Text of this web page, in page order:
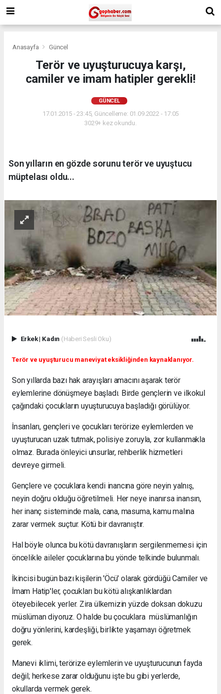
Anasayfa Güncel
Terör ve uyuşturucuya karşı,
camiler ve imam hatipler gerekli!
GÜNCEL
17.01.2015 - 23:45, Güncelleme: 01.09.2022 - 17:05
3029+ kez okundu.
Son yılların en gözde sorunu terör ve uyuştucu
müptelası oldu...
Erkek| Kadın (Haberi Sesli Oku)
Terör ve uyuşturucu maneviyat eksikliğinden kaynaklanıyor.
Son yıllarda bazı hak arayışları amacını aşarak terör
eylemlerine dönüşmeye başladı. Birde gençlerin ve ilkokul
çağındaki çocukların uyuşturucuya başladığı görülüyor.
İnsanları, gençleri ve çocukları terörize eylemlerden ve
uyuşturucan uzak tutmak, polisiye zoruyla, zor kullanmakla
olmaz. Burada önleyici unsurlar, rehberlik hizmetleri
devreye girmeli.
Gençlere ve çocuklara kendi inancına göre neyin yalnış,
neyin doğru olduğu öğretilmeli. Her neye inanırsa inansın,
her inanç sisteminde mala, cana, masuma, kamu malına
zarar vermek suçtur. Kötü bir davranıştır.
Hal böyle olunca bu kötü davranışların sergilenmemesi için
öncelikle aileler çocuklarına bu yönde telkinde bulunmalı.
İkincisi bugün bazı kişilerin 'Öcü' olarak gördüğü Camiler ve
İmam Hatip'ler, çocukları bu kötü alışkanlıklardan
öteyebilecek yerler. Zira ülkemizin yüzde doksan dokuzu
müslüman diyoruz. O halde bu çocuklara müslümanlığın
doğru yönlerini, kardeşliği, birlikte yaşamayı öğretmek
gerek.
Manevi iklimi, terörize eylemlerin ve uyuşturucunun fayda
değil; herkese zarar olduğunu işte bu gibi yerlerde,
okullarda vermek gerek.